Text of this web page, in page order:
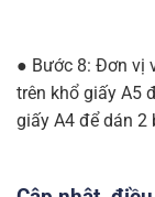
● Bước 8: Đơn vị
trên khổ giấy A5
giấy A4 để dán 2